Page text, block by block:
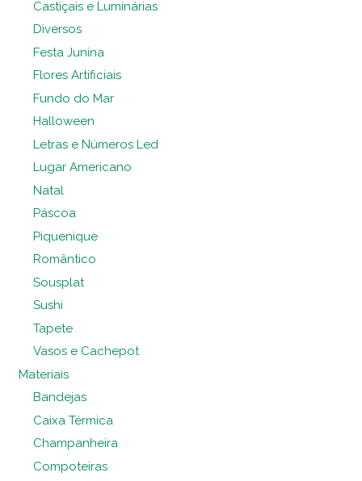
Castiçais e Luminárias
Diversos
Festa Junina
Flores Artificiais
Fundo do Mar
Halloween
Letras e Números Led
Lugar Americano
Natal
Páscoa
Piquenique
Romântico
Sousplat
Sushi
Tapete
Vasos e Cachepot
Materiais
Bandejas
Caixa Térmica
Champanheira
Compoteiras